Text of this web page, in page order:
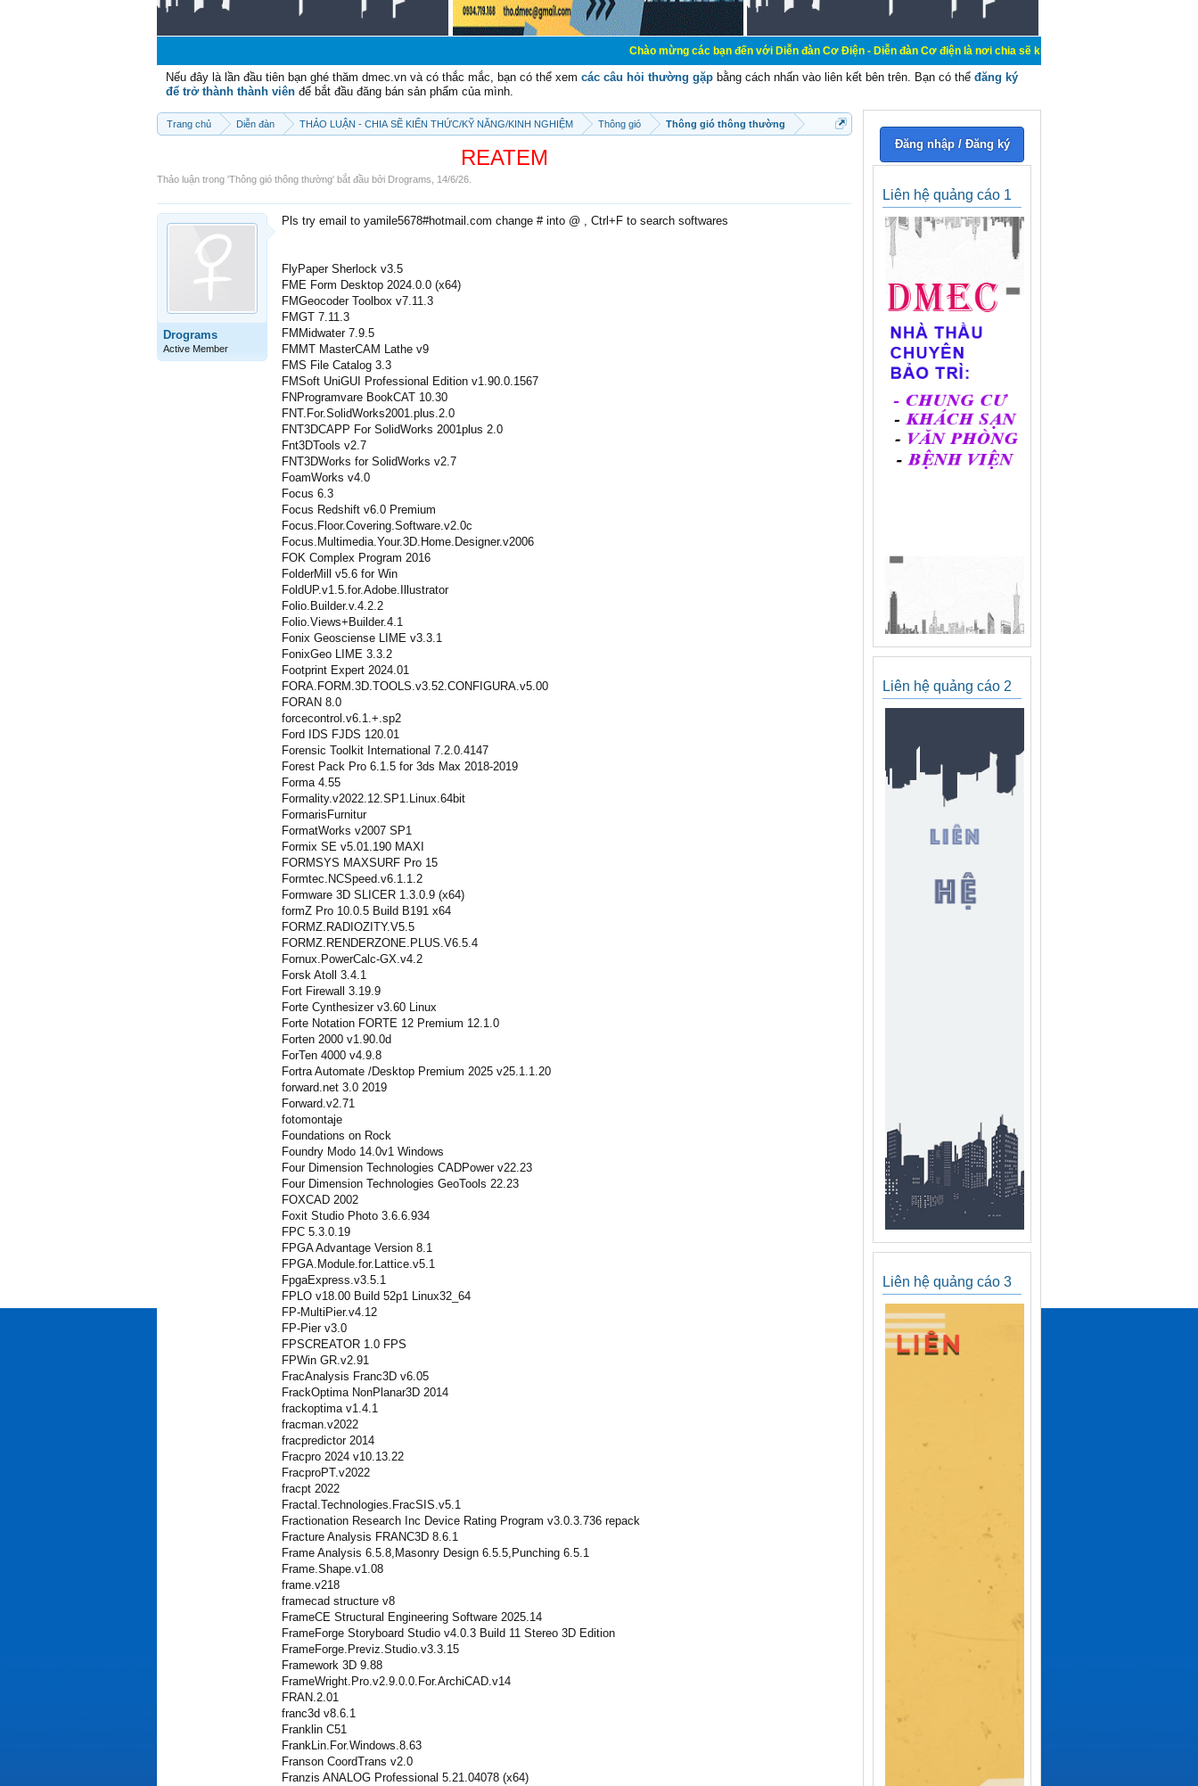
Chào mừng các bạn đến với Diễn đàn Cơ Điện - Diễn đàn Cơ điện là nơi chia sẽ kiến thức kinh nghiệm trong lãnh vực cơ
Nếu đây là lần đầu tiên bạn ghé thăm dmec.vn và có thắc mắc, bạn có thể xem các câu hỏi thường gặp bằng cách nhấn vào liên kết bên trên. Bạn có thể đăng ký
để trở thành thành viên để bắt đầu đăng bán sản phẩm của mình.
Trang chủ Diễn đàn THẢO LUẬN - CHIA SẼ KIẾN THỨC/KỸ NĂNG/KINH NGHIỆM Thông gió Thông gió thông thường
REATEM
Thảo luận trong 'Thông gió thông thường' bắt đầu bởi Drograms 14/6/26
Drograms
Active Member
Pls try email to yamile5678#hotmail.com change # into @ , Ctrl+F to search softwares
FlyPaper Sherlock v3.5
FME Form Desktop 2024.0.0 (x64)
FMGeocoder Toolbox v7.11.3
FMGT 7.11.3
FMMidwater 7.9.5
FMMT MasterCAM Lathe v9
FMS File Catalog 3.3
FMSoft UniGUI Professional Edition v1.90.0.1567
FNProgramvare BookCAT 10.30
FNT.For.SolidWorks2001.plus.2.0
FNT3DCAPP For SolidWorks 2001plus 2.0
Fnt3DTools v2.7
FNT3DWorks for SolidWorks v2.7
FoamWorks v4.0
Focus 6.3
Focus Redshift v6.0 Premium
Focus.Floor.Covering.Software.v2.0c
Focus.Multimedia.Your.3D.Home.Designer.v2006
FOK Complex Program 2016
FolderMill v5.6 for Win
FoldUP.v1.5.for.Adobe.Illustrator
Folio.Builder.v.4.2.2
Folio.Views+Builder.4.1
Fonix Geosciense LIME v3.3.1
FonixGeo LIME 3.3.2
Footprint Expert 2024.01
FORA.FORM.3D.TOOLS.v3.52.CONFIGURA.v5.00
FORAN 8.0
forcecontrol.v6.1.+.sp2
Ford IDS FJDS 120.01
Forensic Toolkit International 7.2.0.4147
Forest Pack Pro 6.1.5 for 3ds Max 2018-2019
Forma 4.55
Formality.v2022.12.SP1.Linux.64bit
FormarisFurnitur
FormatWorks v2007 SP1
Formix SE v5.01.190 MAXI
FORMSYS MAXSURF Pro 15
Formtec.NCSpeed.v6.1.1.2
Formware 3D SLICER 1.3.0.9 (x64)
formZ Pro 10.0.5 Build B191 x64
FORMZ.RADIOZITY.V5.5
FORMZ.RENDERZONE.PLUS.V6.5.4
Fornux.PowerCalc-GX.v4.2
Forsk Atoll 3.4.1
Fort Firewall 3.19.9
Forte Cynthesizer v3.60 Linux
Forte Notation FORTE 12 Premium 12.1.0
Forten 2000 v1.90.0d
ForTen 4000 v4.9.8
Fortra Automate /Desktop Premium 2025 v25.1.1.20
forward.net 3.0 2019
Forward.v2.71
fotomontaje
Foundations on Rock
Foundry Modo 14.0v1 Windows
Four Dimension Technologies CADPower v22.23
Four Dimension Technologies GeoTools 22.23
FOXCAD 2002
Foxit Studio Photo 3.6.6.934
FPC 5.3.0.19
FPGA Advantage Version 8.1
FPGA.Module.for.Lattice.v5.1
FpgaExpress.v3.5.1
FPLO v18.00 Build 52p1 Linux32_64
FP-MultiPier.v4.12
FP-Pier v3.0
FPSCREATOR 1.0 FPS
FPWin GR.v2.91
FracAnalysis Franc3D v6.05
FrackOptima NonPlanar3D 2014
frackoptima v1.4.1
fracman.v2022
fracpredictor 2014
Fracpro 2024 v10.13.22
FracproPT.v2022
fracpt 2022
Fractal.Technologies.FracSIS.v5.1
Fractionation Research Inc Device Rating Program v3.0.3.736 repack
Fracture Analysis FRANC3D 8.6.1
Frame Analysis 6.5.8,Masonry Design 6.5.5,Punching 6.5.1
Frame.Shape.v1.08
frame.v218
framecad structure v8
FrameCE Structural Engineering Software 2025.14
FrameForge Storyboard Studio v4.0.3 Build 11 Stereo 3D Edition
FrameForge.Previz.Studio.v3.3.15
Framework 3D 9.88
FrameWright.Pro.v2.9.0.0.For.ArchiCAD.v14
FRAN.2.01
franc3d v8.6.1
Franklin C51
FrankLin.For.Windows.8.63
Franson CoordTrans v2.0
Franzis ANALOG Professional 5.21.04078 (x64)
Đăng nhập / Đăng ký
Liên hệ quảng cáo 1
Liên hệ quảng cáo 2
Liên hệ quảng cáo 3